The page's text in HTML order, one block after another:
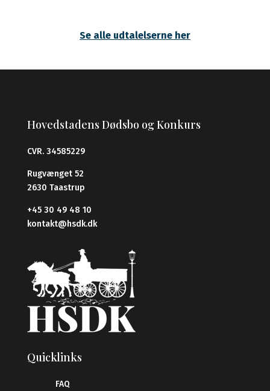
Se alle udtalelserne her
Hovedstadens Dødsbo og Konkurs
CVR. 34585229
Rugvænget 52
2630 Taastrup
+45 30 49 48 10
kontakt@hsdk.dk
Quicklinks
FAQ